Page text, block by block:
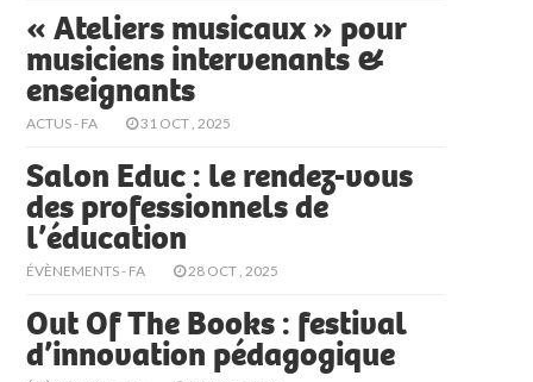
« Ateliers musicaux » pour
musiciens intervenants &
enseignants
ACTUS - FA 31 OCT , 2025
Salon Educ : le rendez-vous
des professionnels de
l’éducation
ÉVÈNEMENTS - FA 28 OCT , 2025
Out Of The Books : festival
d’innovation pédagogique